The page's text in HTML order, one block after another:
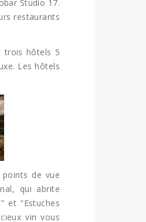
Studio 17.
restaurants
trois hôtels 5
Les hôtels
de vue
qui abrite
et “Estuches
vin vous